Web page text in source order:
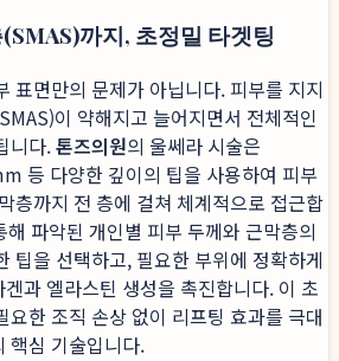
까지, 초정밀 타겟팅
표면만의 문제가 아닙니다. 피부를 지지
이 약해지고 늘어지면서 전체적인
니다.톤즈의원의 울쎄라 시술은
등 다양한 깊이의 팁을 사용하여 피부
층까지 전 층에 걸쳐 체계적으로 접근합
파악된 개인별 피부 두께와 근막층의
팁을 선택하고, 필요한 부위에 정확하게
과 엘라스틴 생성을 촉진합니다. 이 초
요한 조직 손상 없이 리프팅 효과를 극대
핵심 기술입니다.